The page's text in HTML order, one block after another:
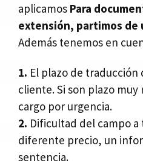
aplicamos Para
extensión, partimos de
Además tenemos en
1. El plazo de traducción
cliente. Si son plazo
cargo por urgencia.
2. Dificultad del campo
diferente precio, un
sentencia.